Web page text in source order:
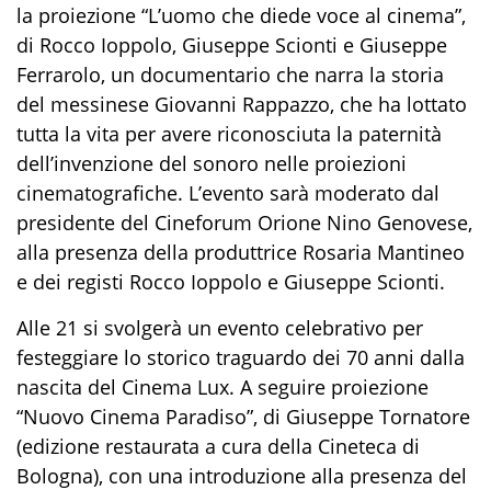
la proiezione “L’uomo che diede voce al cinema”,
di Rocco Ioppolo, Giuseppe Scionti e Giuseppe
Ferrarolo, un documentario che narra la storia
del messinese Giovanni Rappazzo, che ha lottato
tutta la vita per avere riconosciuta la paternità
dell’invenzione del sonoro nelle proiezioni
cinematografiche. L’evento sarà moderato dal
presidente del Cineforum Orione Nino Genovese,
alla presenza della produttrice Rosaria Mantineo
e dei registi Rocco Ioppolo e Giuseppe Scionti.
Alle 21 si svolgerà un evento celebrativo per
festeggiare lo storico traguardo dei 70 anni dalla
nascita del Cinema Lux. A seguire proiezione
“Nuovo Cinema Paradiso”, di Giuseppe Tornatore
(edizione restaurata a cura della Cineteca di
Bologna), con una introduzione alla presenza del